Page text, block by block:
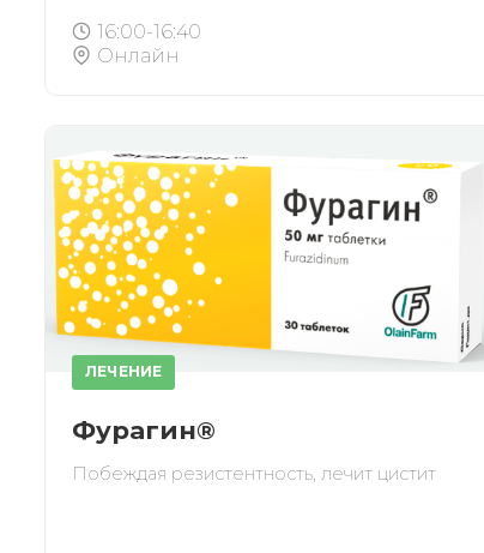
16:00-16:40
Онлайн
ЛЕЧЕНИЕ
Фурагин®
Побеждая резистентность, лечит цистит